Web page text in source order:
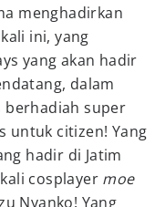
menghadirkan
ini, yang
yang akan hadir
dalam
berhadiah super
untuk citizen! Yang
hadir di Jatim
cosplayer moe
Nyanko! Yang